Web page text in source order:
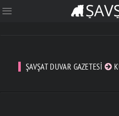
ŞAVŞAT DUVAR GAZETESI